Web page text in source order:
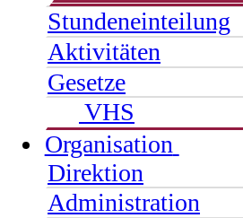
Stundeneinteilung
Aktivitäten
Gesetze
VHS
Organisation
Direktion
Administration